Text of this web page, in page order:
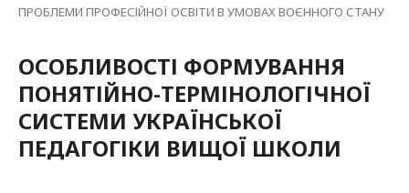
ПРОБЛЕМИ ПРОФЕСІЙНОЇ ОСВІТИ В УМОВАХ ВОЄННОГО СТАНУ
ОСОБЛИВОСТІ ФОРМУВАННЯ
ПОНЯТІЙНО-ТЕРМІНОЛОГІЧНОЇ
СИСТЕМИ УКРАЇНСЬКОЇ
ПЕДАГОГІКИ ВИЩОЇ ШКОЛИ